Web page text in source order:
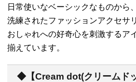
日常使いなベーシックなものから
洗練されたファッションアクセサ
おしゃれへの好奇心を刺激するア
揃えています。
◆【Cream dot(クリームド